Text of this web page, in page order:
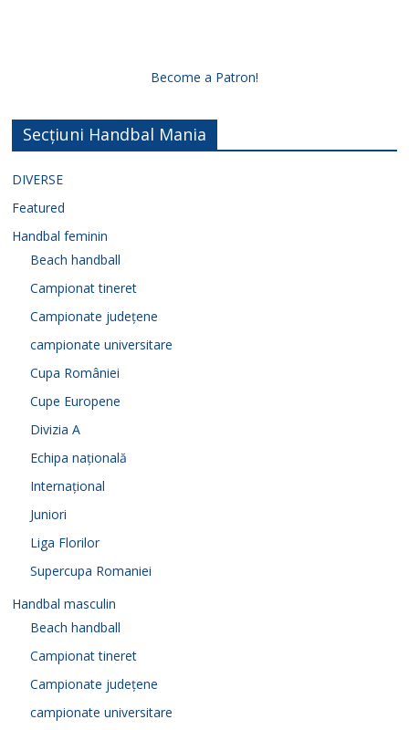
Become a Patron!
Secțiuni Handbal Mania
DIVERSE
Featured
Handbal feminin
Beach handball
Campionat tineret
Campionate județene
campionate universitare
Cupa României
Cupe Europene
Divizia A
Echipa națională
Internațional
Juniori
Liga Florilor
Supercupa Romaniei
Handbal masculin
Beach handball
Campionat tineret
Campionate județene
campionate universitare